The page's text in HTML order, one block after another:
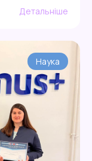
непростий
проєкти,
Детальніше
Наука